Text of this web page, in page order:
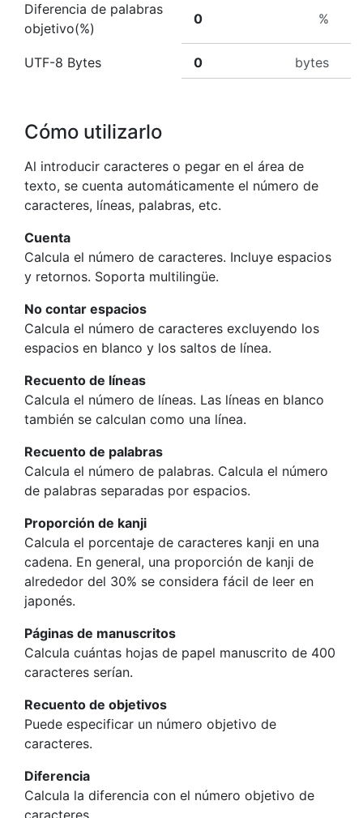
Diferencia de palabras
objetivo(%)
%
UTF-8 Bytes bytes
Cómo utilizarlo
Al introducir caracteres o pegar en el área de
texto, se cuenta automáticamente el número de
caracteres, líneas, palabras, etc.
Cuenta
Calcula el número de caracteres. Incluye espacios
y retornos. Soporta multilingüe.
No contar espacios
Calcula el número de caracteres excluyendo los
espacios en blanco y los saltos de línea.
Recuento de líneas
Calcula el número de líneas. Las líneas en blanco
también se calculan como una línea.
Recuento de palabras
Calcula el número de palabras. Calcula el número
de palabras separadas por espacios.
Proporción de kanji
Calcula el porcentaje de caracteres kanji en una
cadena. En general, una proporción de kanji de
alrededor del 30% se considera fácil de leer en
japonés.
Páginas de manuscritos
Calcula cuántas hojas de papel manuscrito de 400
caracteres serían.
Recuento de objetivos
Puede especificar un número objetivo de
caracteres.
Diferencia
Calcula la diferencia con el número objetivo de